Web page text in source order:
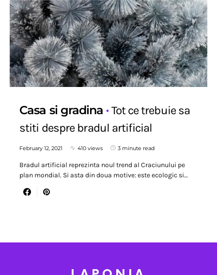
Casa si gradina
Tot ce trebuie sa
stiti despre bradul artificial
February 12, 2021 410 views 3 minute read
Bradul artificial reprezinta noul trend al Craciunului pe
plan mondial. Si asta din doua motive: este ecologic si…